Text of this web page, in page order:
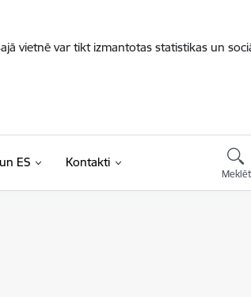
vietnē var tikt izmantotas statistikas un
ES Kontakti
Meklēt